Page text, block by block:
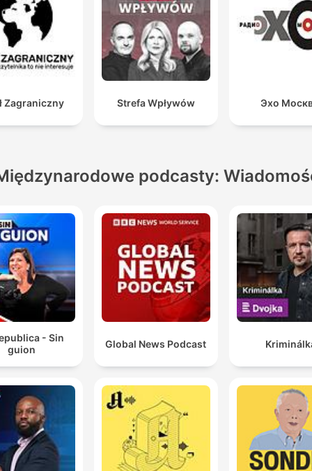
Zagraniczny Strefa Wpływów Эхо
podcasty:
- Sin
guion
Global News Podcast